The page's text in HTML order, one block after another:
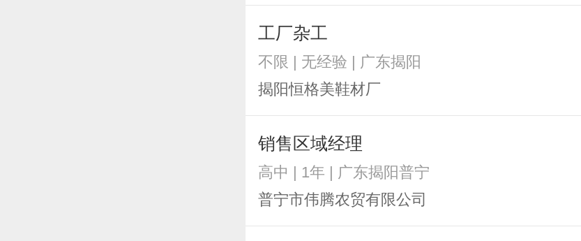
工厂杂工
不限 | 无经验 | 广东揭阳
揭阳恒格美鞋材厂
销售区域经理
高中 | 1年 | 广东揭阳普宁
普宁市伟腾农贸有限公司